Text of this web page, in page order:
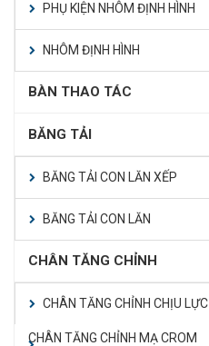
PHỤ KIỆN NHÔM ĐỊNH HÌNH
NHÔM ĐỊNH HÌNH
BÀN THAO TÁC
BĂNG TẢI
BĂNG TẢI CON LĂN XẾP
BĂNG TẢI CON LĂN
CHÂN TĂNG CHỈNH
CHÂN TĂNG CHỈNH CHỊU LỰC
CHÂN TĂNG CHỈNH MẠ CROM